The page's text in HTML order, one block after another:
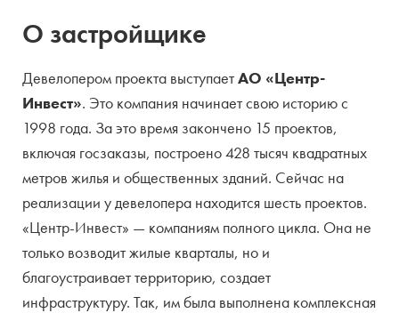
О застройщике
Девелопером проекта выступаетАО «Центр-
Инвест». Это компания начинает свою историю с
1998 года. За это время закончено 15 проектов,
включая госзаказы, построено 428 тысяч квадратных
метров жилья и общественных зданий. Сейчас на
реализации у девелопера находится шесть проектов.
«Центр-Инвест» — компаниям полного цикла. Она не
только возводит жилые кварталы, но и
благоустраивает территорию, создает
инфраструктуру. Так, им была выполнена комплексная